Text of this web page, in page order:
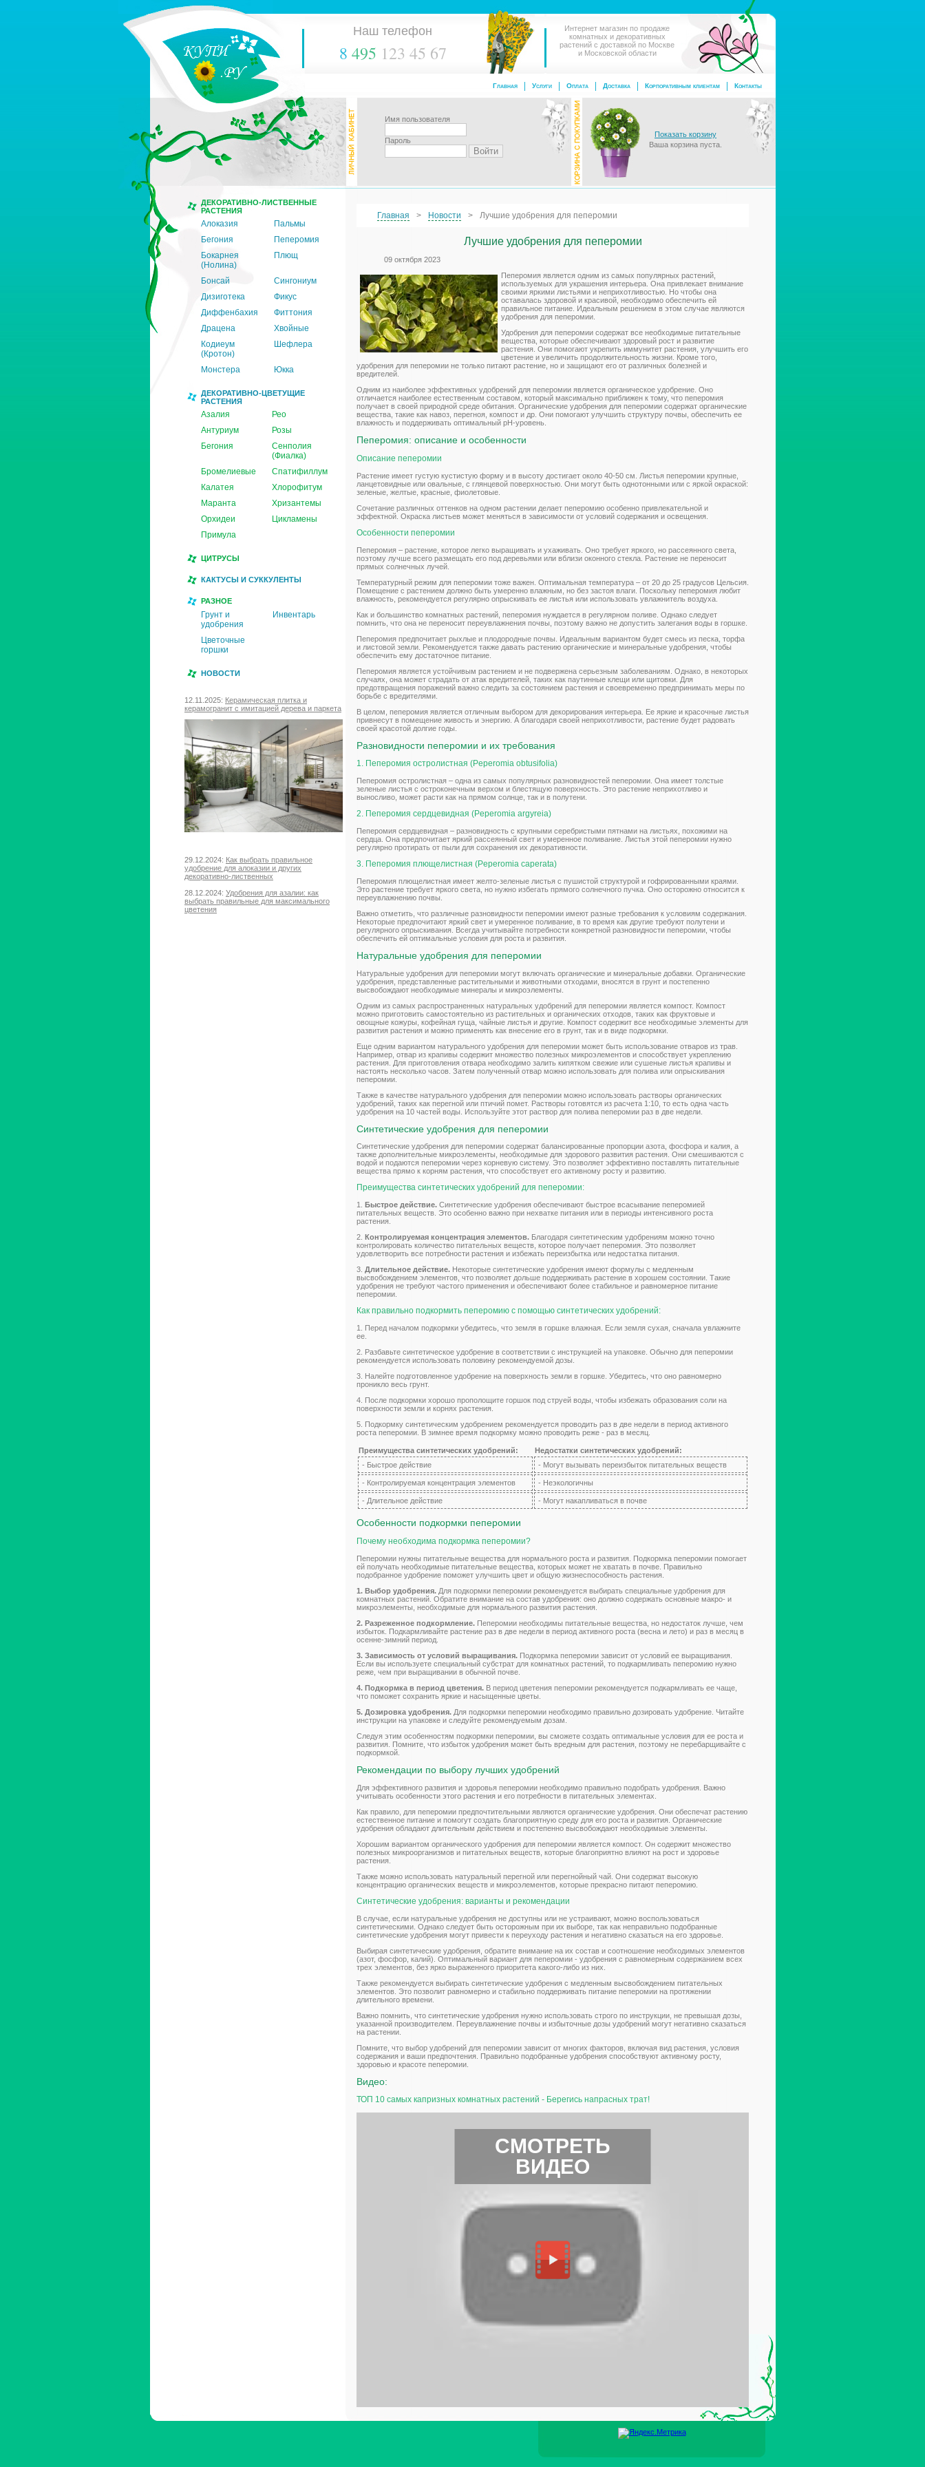
Наш телефон
8 495 123 45 67
Интернет магазин по продаже
комнатных и декоративных
растений с доставкой по Москве
и Московской области
Контакты
Корпоративным клиентам
Доставка
Оплата
Услуги
Главная
Имя пользователя
Пароль
Показать корзину
Ваша корзина пуста.
ДЕКОРАТИВНО-ЛИСТВЕННЫЕ
РАСТЕНИЯ
Алоказия
Пальмы
Бегония
Пеперомия
Бокарнея
(Нолина)
Плющ
Бонсай
Сингониум
Дизиготека
Фикус
Диффенбахия
Фиттония
Драцена
Хвойные
Кодиеум
(Кротон)
Шефлера
Монстера Юкка
ДЕКОРАТИВНО-ЦВЕТУЩИЕ
РАСТЕНИЯ
Азалия
Рео
Антуриум
Розы
Бегония
Сенполия
(Фиалка)
Бромелиевые
Спатифиллум
Калатея
Хлорофитум
Маранта
Хризантемы
Орхидеи
Цикламены
Примула
ЦИТРУСЫ
КАКТУСЫ И СУККУЛЕНТЫ
РАЗНОЕ
Грунт и
удобрения
Инвентарь
Цветочные
горшки
НОВОСТИ
12.11.2025: Керамическая плитка и
керамогранит с имитацией дерева и паркета
29.12.2024: Как выбрать правильное
удобрение для алоказии и других
декоративно-лиственных
28.12.2024: Удобрения для азалии: как
выбрать правильные для максимального
цветения
Главная Новости Лучшие удобрения для пеперомии
Лучшие удобрения для пеперомии
09 октября 2023
Пеперомия является одним из самых популярных растений,
используемых для украшения интерьера. Она привлекает внимание
своими яркими листьями и неприхотливостью. Но чтобы она
оставалась здоровой и красивой, необходимо обеспечить ей
правильное питание. Идеальным решением в этом случае являются
удобрения для пеперомии.
Удобрения для пеперомии содержат все необходимые питательные
вещества, которые обеспечивают здоровый рост и развитие
растения. Они помогают укрепить иммунитет растения, улучшить его
цветение и увеличить продолжительность жизни. Кроме того,
удобрения для пеперомии не только питают растение, но и защищают его от различных болезней и
вредителей.
Одним из наиболее эффективных удобрений для пеперомии является органическое удобрение. Оно
отличается наиболее естественным составом, который максимально приближен к тому, что пеперомия
получает в своей природной среде обитания. Органические удобрения для пеперомии содержат органические
вещества, такие как навоз, перегноя, компост и др. Они помогают улучшить структуру почвы, обеспечить ее
влажность и поддерживать оптимальный рН-уровень.
Пеперомия: описание и особенности
Описание пеперомии
Растение имеет густую кустистую форму и в высоту достигает около 40-50 см. Листья пеперомии крупные,
ланцетовидные или овальные, с глянцевой поверхностью. Они могут быть однотонными или с яркой окраской:
зеленые, желтые, красные, фиолетовые.
Сочетание различных оттенков на одном растении делает пеперомию особенно привлекательной и
эффектной. Окраска листьев может меняться в зависимости от условий содержания и освещения.
Особенности пеперомии
Пеперомия – растение, которое легко выращивать и ухаживать. Оно требует яркого, но рассеянного света,
поэтому лучше всего размещать его под деревьями или вблизи оконного стекла. Растение не переносит
прямых солнечных лучей.
Температурный режим для пеперомии тоже важен. Оптимальная температура – от 20 до 25 градусов Цельсия.
Помещение с растением должно быть умеренно влажным, но без застоя влаги. Поскольку пеперомия любит
влажность, рекомендуется регулярно опрыскивать ее листья или использовать увлажнитель воздуха.
Как и большинство комнатных растений, пеперомия нуждается в регулярном поливе. Однако следует
помнить, что она не переносит переувлажнения почвы, поэтому важно не допустить залегания воды в горшке.
Пеперомия предпочитает рыхлые и плодородные почвы. Идеальным вариантом будет смесь из песка, торфа
и листовой земли. Рекомендуется также давать растению органические и минеральные удобрения, чтобы
обеспечить ему достаточное питание.
Пеперомия является устойчивым растением и не подвержена серьезным заболеваниям. Однако, в некоторых
случаях, она может страдать от атак вредителей, таких как паутинные клещи или щитовки. Для
предотвращения поражений важно следить за состоянием растения и своевременно предпринимать меры по
борьбе с вредителями.
В целом, пеперомия является отличным выбором для декорирования интерьера. Ее яркие и красочные листья
привнесут в помещение живость и энергию. А благодаря своей неприхотливости, растение будет радовать
своей красотой долгие годы.
Разновидности пеперомии и их требования
1. Пеперомия остролистная (Peperomia obtusifolia)
Пеперомия остролистная – одна из самых популярных разновидностей пеперомии. Она имеет толстые
зеленые листья с остроконечным верхом и блестящую поверхность. Это растение неприхотливо и
выносливо, может расти как на прямом солнце, так и в полутени.
2. Пеперомия сердцевидная (Peperomia argyreia)
Пеперомия сердцевидная – разновидность с крупными серебристыми пятнами на листьях, похожими на
сердца. Она предпочитает яркий рассеянный свет и умеренное поливание. Листья этой пеперомии нужно
регулярно протирать от пыли для сохранения их декоративности.
3. Пеперомия плющелистная (Peperomia caperata)
Пеперомия плющелистная имеет желто-зеленые листья с пушистой структурой и гофрированными краями.
Это растение требует яркого света, но нужно избегать прямого солнечного пучка. Оно осторожно относится к
переувлажнению почвы.
Важно отметить, что различные разновидности пеперомии имеют разные требования к условиям содержания.
Некоторые предпочитают яркий свет и умеренное поливание, в то время как другие требуют полутени и
регулярного опрыскивания. Всегда учитывайте потребности конкретной разновидности пеперомии, чтобы
обеспечить ей оптимальные условия для роста и развития.
Натуральные удобрения для пеперомии
Натуральные удобрения для пеперомии могут включать органические и минеральные добавки. Органические
удобрения, представленные растительными и животными отходами, вносятся в грунт и постепенно
высвобождают необходимые минералы и микроэлементы.
Одним из самых распространенных натуральных удобрений для пеперомии является компост. Компост
можно приготовить самостоятельно из растительных и органических отходов, таких как фруктовые и
овощные кожуры, кофейная гуща, чайные листья и другие. Компост содержит все необходимые элементы для
развития растения и можно применять как внесение его в грунт, так и в виде подкормки.
Еще одним вариантом натурального удобрения для пеперомии может быть использование отваров из трав.
Например, отвар из крапивы содержит множество полезных микроэлементов и способствует укреплению
растения. Для приготовления отвара необходимо залить кипятком свежие или сушеные листья крапивы и
настоять несколько часов. Затем полученный отвар можно использовать для полива или опрыскивания
пеперомии.
Также в качестве натурального удобрения для пеперомии можно использовать растворы органических
удобрений, таких как перегной или птичий помет. Растворы готовятся из расчета 1:10, то есть одна часть
удобрения на 10 частей воды. Используйте этот раствор для полива пеперомии раз в две недели.
Синтетические удобрения для пеперомии
Синтетические удобрения для пеперомии содержат балансированные пропорции азота, фосфора и калия, а
также дополнительные микроэлементы, необходимые для здорового развития растения. Они смешиваются с
водой и подаются пеперомии через корневую систему. Это позволяет эффективно поставлять питательные
вещества прямо к корням растения, что способствует его активному росту и развитию.
Преимущества синтетических удобрений для пеперомии:
1. Быстрое действие. Синтетические удобрения обеспечивают быстрое всасывание пеперомией
питательных веществ. Это особенно важно при нехватке питания или в периоды интенсивного роста
растения.
2. Контролируемая концентрация элементов. Благодаря синтетическим удобрениям можно точно
контролировать количество питательных веществ, которое получает пеперомия. Это позволяет
удовлетворить все потребности растения и избежать переизбытка или недостатка питания.
3. Длительное действие. Некоторые синтетические удобрения имеют формулы с медленным
высвобождением элементов, что позволяет дольше поддерживать растение в хорошем состоянии. Такие
удобрения не требуют частого применения и обеспечивают более стабильное и равномерное питание
пеперомии.
Как правильно подкормить пеперомию с помощью синтетических удобрений:
1. Перед началом подкормки убедитесь, что земля в горшке влажная. Если земля сухая, сначала увлажните
ее.
2. Разбавьте синтетическое удобрение в соответствии с инструкцией на упаковке. Обычно для пеперомии
рекомендуется использовать половину рекомендуемой дозы.
3. Налейте подготовленное удобрение на поверхность земли в горшке. Убедитесь, что оно равномерно
проникло весь грунт.
4. После подкормки хорошо прополощите горшок под струей воды, чтобы избежать образования соли на
поверхности земли и корнях растения.
5. Подкормку синтетическим удобрением рекомендуется проводить раз в две недели в период активного
роста пеперомии. В зимнее время подкормку можно проводить реже - раз в месяц.
Преимущества синтетических удобрений:
Недостатки синтетических удобрений:
- Быстрое действие
- Могут вызывать переизбыток питательных веществ
- Контролируемая концентрация элементов - Неэкологичны
- Длительное действие - Могут накапливаться в почве
Особенности подкормки пеперомии
Почему необходима подкормка пеперомии?
Пеперомии нужны питательные вещества для нормального роста и развития. Подкормка пеперомии помогает
ей получать необходимые питательные вещества, которых может не хватать в почве. Правильно
подобранное удобрение поможет улучшить цвет и общую жизнеспособность растения.
1. Выбор удобрения. Для подкормки пеперомии рекомендуется выбирать специальные удобрения для
комнатных растений. Обратите внимание на состав удобрения: оно должно содержать основные макро- и
микроэлементы, необходимые для нормального развития растения.
2. Разреженное подкормление. Пеперомии необходимы питательные вещества, но недостаток лучше, чем
избыток. Подкармливайте растение раз в две недели в период активного роста (весна и лето) и раз в месяц в
осенне-зимний период.
3. Зависимость от условий выращивания. Подкормка пеперомии зависит от условий ее выращивания.
Если вы используете специальный субстрат для комнатных растений, то подкармливать пеперомию нужно
реже, чем при выращивании в обычной почве.
4. Подкормка в период цветения. В период цветения пеперомии рекомендуется подкармливать ее чаще,
что поможет сохранить яркие и насыщенные цветы.
5. Дозировка удобрения. Для подкормки пеперомии необходимо правильно дозировать удобрение. Читайте
инструкции на упаковке и следуйте рекомендуемым дозам.
Следуя этим особенностям подкормки пеперомии, вы сможете создать оптимальные условия для ее роста и
развития. Помните, что избыток удобрения может быть вредным для растения, поэтому не перебарщивайте с
подкормкой.
Рекомендации по выбору лучших удобрений
Для эффективного развития и здоровья пеперомии необходимо правильно подобрать удобрения. Важно
учитывать особенности этого растения и его потребности в питательных элементах.
Как правило, для пеперомии предпочтительными являются органические удобрения. Они обеспечат растению
естественное питание и помогут создать благоприятную среду для его роста и развития. Органические
удобрения обладают длительным действием и постепенно высвобождают необходимые элементы.
Хорошим вариантом органического удобрения для пеперомии является компост. Он содержит множество
полезных микроорганизмов и питательных веществ, которые благоприятно влияют на рост и здоровье
растения.
Также можно использовать натуральный перегной или перегнойный чай. Они содержат высокую
концентрацию органических веществ и микроэлементов, которые прекрасно питают пеперомию.
Синтетические удобрения: варианты и рекомендации
В случае, если натуральные удобрения не доступны или не устраивают, можно воспользоваться
синтетическими. Однако следует быть осторожным при их выборе, так как неправильно подобранные
синтетические удобрения могут привести к переуходу растения и негативно сказаться на его здоровье.
Выбирая синтетические удобрения, обратите внимание на их состав и соотношение необходимых элементов
(азот, фосфор, калий). Оптимальный вариант для пеперомии - удобрения с равномерным содержанием всех
трех элементов, без ярко выраженного приоритета какого-либо из них.
Также рекомендуется выбирать синтетические удобрения с медленным высвобождением питательных
элементов. Это позволит равномерно и стабильно поддерживать питание пеперомии на протяжении
длительного времени.
Важно помнить, что синтетические удобрения нужно использовать строго по инструкции, не превышая дозы,
указанной производителем. Переувлажнение почвы и избыточные дозы удобрений могут негативно сказаться
на растении.
Помните, что выбор удобрений для пеперомии зависит от многих факторов, включая вид растения, условия
содержания и ваши предпочтения. Правильно подобранные удобрения способствуют активному росту,
здоровью и красоте пеперомии.
Видео:
ТОП 10 самых капризных комнатных растений - Берегись напрасных трат!
СМОТРЕТЬ
ВИДЕО